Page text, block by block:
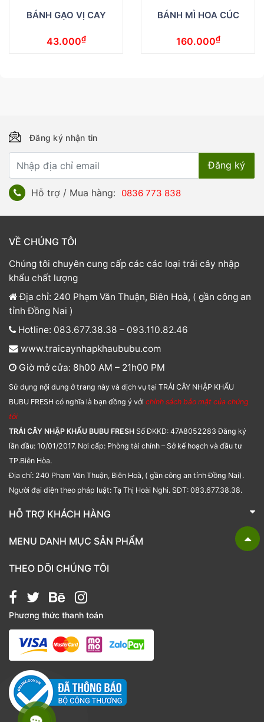
BÁNH GẠO VỊ CAY
43.000₫
BÁNH MÌ HOA CÚC
160.000₫
Đăng ký nhận tin
Hỗ trợ / Mua hàng: 0836 773 838
VỀ CHÚNG TÔI
Chúng tôi chuyên cung cấp các các loại trái cây nhập
khẩu chất lượng
Địa chỉ: 240 Phạm Văn Thuận, Biên Hoà, ( gần công an
tỉnh Đồng Nai )
Hotline: 083.677.38.38 – 093.110.82.46
www.traicaynhapkhaububu.com
Giờ mở cửa: 8h00 AM – 21h00 PM
Sử dụng nội dung ở trang này và dịch vụ tại TRÁI CÂY NHẬP KHẨU
BUBU FRESH có nghĩa là bạn đồng ý với chính sách bảo mật của chúng
tôi
TRÁI CÂY NHẬP KHẨU BUBU FRESH Số ĐKKD: 47A8052283 Đăng ký
lần đầu: 10/01/2017. Nơi cấp: Phòng tài chính – Sở kế hoạch và đầu tư
TP.Biên Hòa.
Địa chỉ: 240 Phạm Văn Thuận, Biên Hoà, ( gần công an tỉnh Đồng Nai).
Người đại diện theo pháp luật: Tạ Thị Hoài Nghi. SĐT: 083.677.38.38.
HỖ TRỢ KHÁCH HÀNG
TRÁI CÂY NHẬP KHẨU BUBU FRESH
MENU DANH MỤC SẢN PHẨM
Bánh kẹo
Giỏ quà tặng
Hạt chia
Hạt dẻ cười
Hạt hạnh nhân
Hạt macca
Hạt óc chó
Kẹo
THEO DÕI CHÚNG TÔI
Phương thức thanh toán